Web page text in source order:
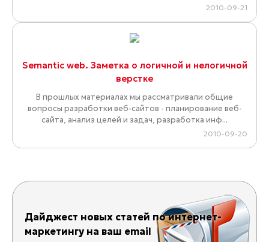
2010-09-21
Semantic web. Заметка о логичной и нелогичной
верстке
В прошлых материалах мы рассматривали общие
вопросы разработки веб-сайтов - планирование веб-
сайта, анализ целей и задач, разработка инф...
2010-09-20
Дайджест новых статей по интернет-
маркетингу на ваш email